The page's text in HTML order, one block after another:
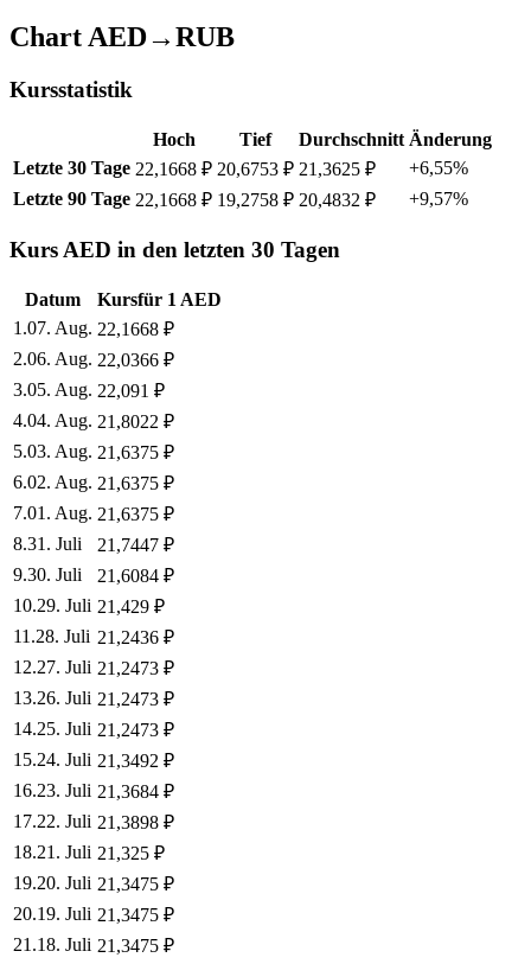
Chart AED→RUB
Kursstatistik
Hoch Tief Durchschnitt Änderung
Letzte 30 Tage 22,1668 ₽ 20,6753 ₽ 21,3625 ₽
+6,55%
Letzte 90 Tage 22,1668 ₽ 19,2758 ₽ 20,4832 ₽ +9,57%
Kurs AED in den letzten 30 Tagen
Datum Kursfür 1 AED
1 .07. Aug. 22,1668 ₽
2.06. Aug. 22,0366 ₽
3.05. Aug. 22,091 ₽
4.04. Aug. 21,8022 ₽
5.03. Aug. 21,6375 ₽
6.02. Aug. 21,6375 ₽
7.01. Aug. 21,6375 ₽
8.31. Juli 21,7447 ₽
9.30. Juli 21,6084 ₽
10.29. Juli 21,429 ₽
11 .28. Juli 21,2436 ₽
12.27. Juli 21,2473 ₽
13.26. Juli 21,2473 ₽
14.25. Juli 21,2473 ₽
15.24. Juli 21,3492 ₽
16.23. Juli 21,3684 ₽
17.22. Juli 21,3898 ₽
18.21. Juli 21,325 ₽
19.20. Juli 21,3475 ₽
20.19. Juli 21,3475 ₽
21 .18. Juli 21,3475 ₽